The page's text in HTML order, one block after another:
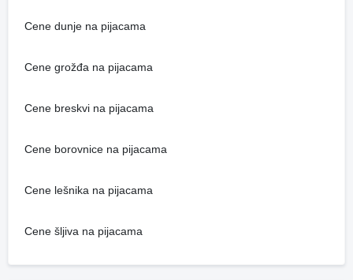
Cene dunje na pijacama
Cene grožđa na pijacama
Cene breskvi na pijacama
Cene borovnice na pijacama
Cene lešnika na pijacama
Cene šljiva na pijacama